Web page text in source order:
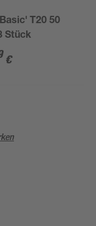
T20 50
Stück
€